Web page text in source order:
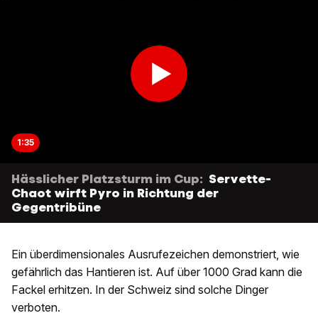
1:35
Hässlicher Platzsturm im Cup: Servette-
Chaot wirft Pyro in Richtung der
Gegentribüne
Ein überdimensionales Ausrufezeichen demonstriert, wie
gefährlich das Hantieren ist. Auf über 1000 Grad kann die
Fackel erhitzen. In der Schweiz sind solche Dinger
verboten.